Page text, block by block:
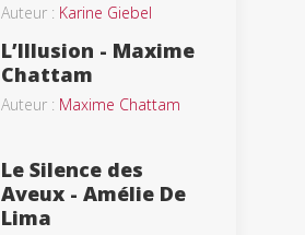
Auteur : Karine Giebel
L’Illusion - Maxime
Chattam
Auteur : Maxime Chattam
Le Silence des
Aveux - Amélie De
Lima